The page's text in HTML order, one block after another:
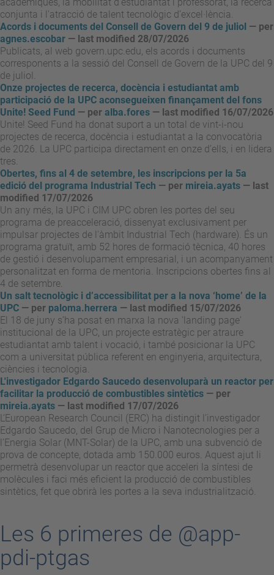
conjunta i l'atracció de talent tecnològic d’excel·lència.
Acords i documents del Consell de Govern del 9 de juliol — per
agnes.escobar — last modified 28/07/2026
Publicats, al web govern.upc.edu, els acords i documents
corresponents a la sessió del Consell de Govern de la UPC del 9
de juliol.
Onze projectes de recerca, docència i estudiantat amb
participació de la UPC aconsegueixen finançament del fons
Unite! Seed Fund — per alba.fores — last modified 16/07/2026
Unite! Seed Fund ha donat suport a un total de vint-i-nou
projectes de recerca, docència i estudiantat a la convocatòria
de 2026. La UPC participa directament en onze d’ells, i en lidera
tres.
Obertes, fins al 4 de setembre, les inscripcions per la 5a
edició del programa Industrial Tech — per mireia.ayats — last
modified 17/07/2026
Un any més, la UPC i CIM UPC obren les portes del seu
programa de preacceleració, dissenyat exclusivament per
impulsar projectes de l'àmbit Industrial Tech (hardware). És un
programa gratuït, amb 52 hores de formació tècnica, 40 hores
de gestió i desenvolupament empresarial, i un acompanyament
personalitzat en forma de mentoria. Inscripcions obertes fins al
4 de setembre.
Un salt tecnològic i d’accessibilitat per a la nova ‘home’ de la
UPC — per paloma.herrera — last modified 15/07/2026
El 18 de juny s’ha posat en marxa la nova 'landing page'
institucional de la UPC, un projecte estratègic per atraure
estudiantat amb talent i vocació, i també posicionar la UPC
com a universitat pública referent en enginyeria, arquitectura,
ciències i tecnologia.
L'investigador Edgardo Saucedo desenvoluparà un reactor per
facilitar la producció de combustibles sintètics — per
mireia.ayats — last modified 17/07/2026
L’European Research Council (ERC) ha distingit l’investigador
Edgardo Saucedo, del Grup de Micro i Nanotecnologies per a
l’Energia Solar (MNT-Solar) de la UPC, amb una subvenció de
prova de concepte, dotada amb 150.000 euros. Aquest ajut li
permetrà desenvolupar un reactor que acceleri la síntesi de
molècules i faci més eficient la producció de combustibles
sintètics, fet que obrirà les portes a la seva industrialització.
Les 6 primeres de @app-
pdi-ptgas